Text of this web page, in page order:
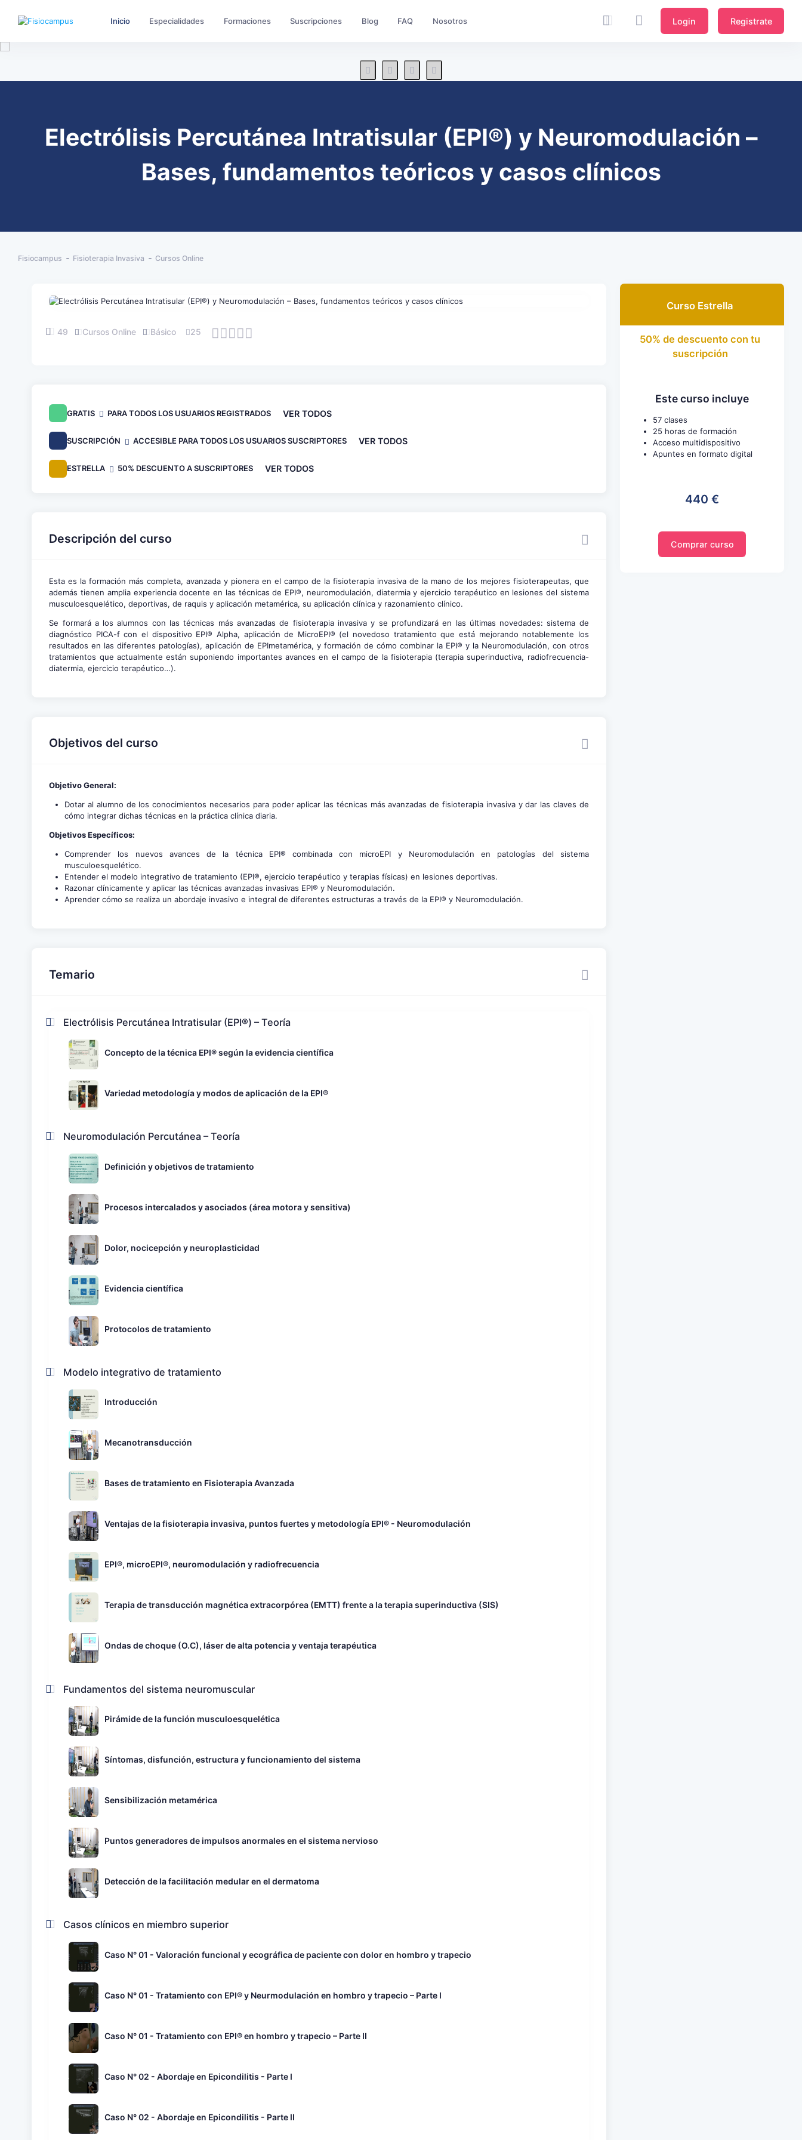
Inicio Especialidades Formaciones Suscripciones Blog FAQ Nosotros Login Registrate
Electrólisis Percutánea Intratisular (EPI®) y Neuromodulación –
Bases, fundamentos teóricos y casos clínicos
Fisiocampus Fisioterapia Invasiva Cursos Online
49 Cursos Online Básico 25
GRATIS PARA TODOS LOS USUARIOS REGISTRADOS VER TODOS
SUSCRIPCIÓN ACCESIBLE PARA TODOS LOS USUARIOS SUSCRIPTORES VER TODOS
ESTRELLA 50% DESCUENTO A SUSCRIPTORES VER TODOS
Descripción del curso
Esta es la formación más completa, avanzada y pionera en el campo de la fisioterapia invasiva de la mano de los mejores fisioterapeutas, que
además tienen amplia experiencia docente en las técnicas de EPI®, neuromodulación, diatermia y ejercicio terapéutico en lesiones del sistema
musculoesquelético, deportivas, de raquis y aplicación metamérica, su aplicación clínica y razonamiento clínico.
Se formará a los alumnos con las técnicas más avanzadas de fisioterapia invasiva y se profundizará en las últimas novedades: sistema de
diagnóstico PICA-f con el dispositivo EPI® Alpha, aplicación de MicroEPI® (el novedoso tratamiento que está mejorando notablemente los
resultados en las diferentes patologías), aplicación de EPImetamérica, y formación de cómo combinar la EPI® y la Neuromodulación, con otros
tratamientos que actualmente están suponiendo importantes avances en el campo de la fisioterapia (terapia superinductiva, radiofrecuencia-
diatermia, ejercicio terapéutico…).
Objetivos del curso
Objetivo General:
Dotar al alumno de los conocimientos necesarios para poder aplicar las técnicas más avanzadas de fisioterapia invasiva y dar las claves de
cómo integrar dichas técnicas en la práctica clínica diaria.
Objetivos Específicos:
Comprender los nuevos avances de la técnica EPI® combinada con microEPI y Neuromodulación en patologías del sistema
musculoesquelético.
Entender el modelo integrativo de tratamiento (EPI®, ejercicio terapéutico y terapias físicas) en lesiones deportivas.
Razonar clínicamente y aplicar las técnicas avanzadas invasivas EPI® y Neuromodulación.
Aprender cómo se realiza un abordaje invasivo e integral de diferentes estructuras a través de la EPI® y Neuromodulación.
Temario
Electrólisis Percutánea Intratisular (EPI®) – Teoría
Concepto de la técnica EPI® según la evidencia científica
Variedad metodología y modos de aplicación de la EPI®
Neuromodulación Percutánea – Teoría
Definición y objetivos de tratamiento
Procesos intercalados y asociados (área motora y sensitiva)
Dolor, nocicepción y neuroplasticidad
Evidencia científica
Protocolos de tratamiento
Modelo integrativo de tratamiento
Introducción
Mecanotransducción
Bases de tratamiento en Fisioterapia Avanzada
Ventajas de la fisioterapia invasiva, puntos fuertes y metodología EPI® - Neuromodulación
EPI®, microEPI®, neuromodulación y radiofrecuencia
Terapia de transducción magnética extracorpórea (EMTT) frente a la terapia superinductiva (SIS)
Ondas de choque (O.C), láser de alta potencia y ventaja terapéutica
Fundamentos del sistema neuromuscular
Pirámide de la función musculoesquelética
Síntomas, disfunción, estructura y funcionamiento del sistema
Sensibilización metamérica
Puntos generadores de impulsos anormales en el sistema nervioso
Detección de la facilitación medular en el dermatoma
Casos clínicos en miembro superior
Caso N° 01 - Valoración funcional y ecográfica de paciente con dolor en hombro y trapecio
Caso N° 01 - Tratamiento con EPI® y Neurmodulación en hombro y trapecio – Parte I
Caso N° 01 - Tratamiento con EPI® en hombro y trapecio – Parte II
Caso N° 02 - Abordaje en Epicondilitis - Parte I
Caso N° 02 - Abordaje en Epicondilitis - Parte II
Curso Estrella
50% de descuento con tu
suscripción
Este curso incluye
57 clases
25 horas de formación
Acceso multidispositivo
Apuntes en formato digital
440 €
Comprar curso